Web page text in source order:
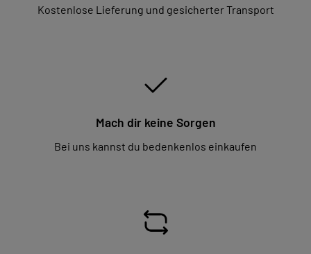
Kostenlose Lieferung und gesicherter Transport
Mach dir keine Sorgen
Bei uns kannst du bedenkenlos einkaufen